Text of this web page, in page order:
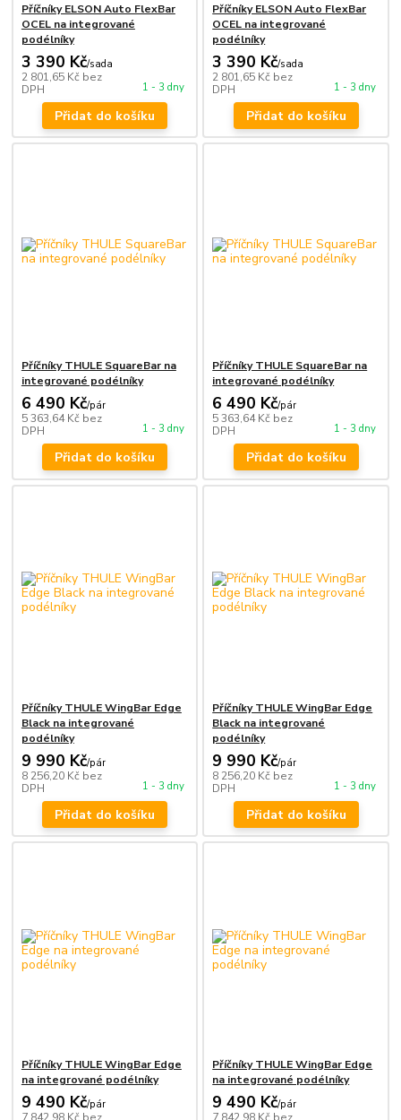
Příčníky ELSON Auto FlexBar
OCEL na integrované
podélníky
3 390 Kč/sada
2 801,65 Kč bez
DPH
1 - 3 dny
Přidat do košíku
Příčníky ELSON Auto FlexBar
OCEL na integrované
podélníky
3 390 Kč/sada
2 801,65 Kč bez
DPH
1 - 3 dny
Přidat do košíku
Příčníky THULE SquareBar na
integrované podélníky
6 490 Kč/pár
5 363,64 Kč bez
DPH
1 - 3 dny
Přidat do košíku
Příčníky THULE SquareBar na
integrované podélníky
6 490 Kč/pár
5 363,64 Kč bez
DPH
1 - 3 dny
Přidat do košíku
Příčníky THULE WingBar Edge
Black na integrované
podélníky
9 990 Kč/pár
8 256,20 Kč bez
DPH
1 - 3 dny
Přidat do košíku
Příčníky THULE WingBar Edge
Black na integrované
podélníky
9 990 Kč/pár
8 256,20 Kč bez
DPH
1 - 3 dny
Přidat do košíku
Příčníky THULE WingBar Edge
na integrované podélníky
9 490 Kč/pár
Příčníky THULE WingBar Edge
na integrované podélníky
9 490 Kč/pár